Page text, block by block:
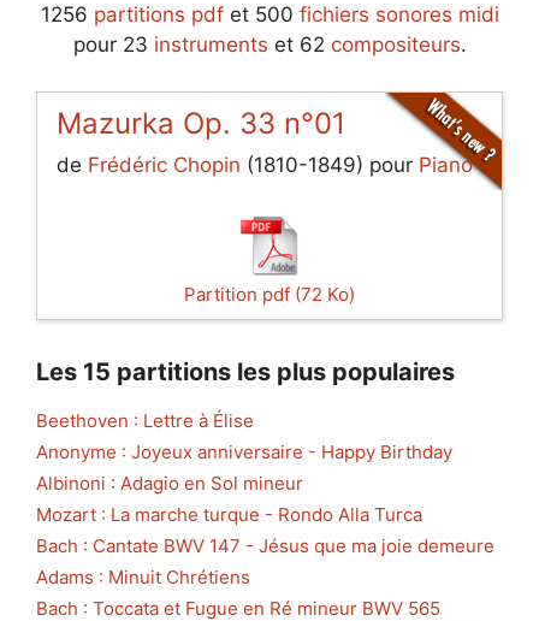
1256 partitions pdfet 500 fichiers sonores midi
pour 23 instruments et 62 compositeurs.
Mazurka Op. 33 n°01
de Frédéric Chopin (1810-1849) pour Piano
Partition pdf (72 Ko)
Les 15 partitions les plus populaires
Beethoven : Lettre à Élise
Anonyme : Joyeux anniversaire - Happy Birthday
Albinoni : Adagio en Sol mineur
Mozart : La marche turque - Rondo Alla Turca
Bach : Cantate BWV 147 - Jésus que ma joie demeure
Adams : Minuit Chrétiens
Bach : Toccata et Fugue en Ré mineur BWV 565